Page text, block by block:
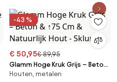
-43 %
€ 50,95€ 89,95
Glamm Hoge Kruk Grijs – Beton
& ↑75 Cm & Natuurlijk Hout -
Houten, metalen